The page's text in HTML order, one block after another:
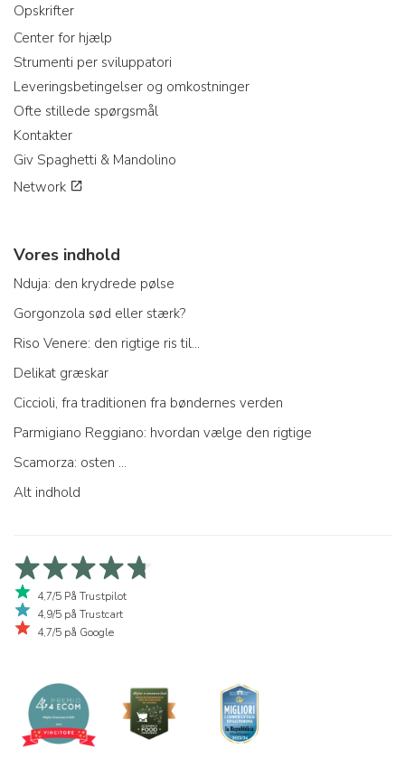
Opskrifter
Center for hjælp
Strumenti per sviluppatori
Leveringsbetingelser og omkostninger
Ofte stillede spørgsmål
Kontakter
Giv Spaghetti & Mandolino
Network
Vores indhold
Nduja: den krydrede pølse
Gorgonzola sød eller stærk?
Riso Venere: den rigtige ris til...
Delikat græskar
Ciccioli, fra traditionen fra bøndernes verden
Parmigiano Reggiano: hvordan vælge den rigtige
Scamorza: osten ...
Alt indhold
4,7/5 På Trustpilot
4,9/5 på Trustcart
4,7/5 på Google